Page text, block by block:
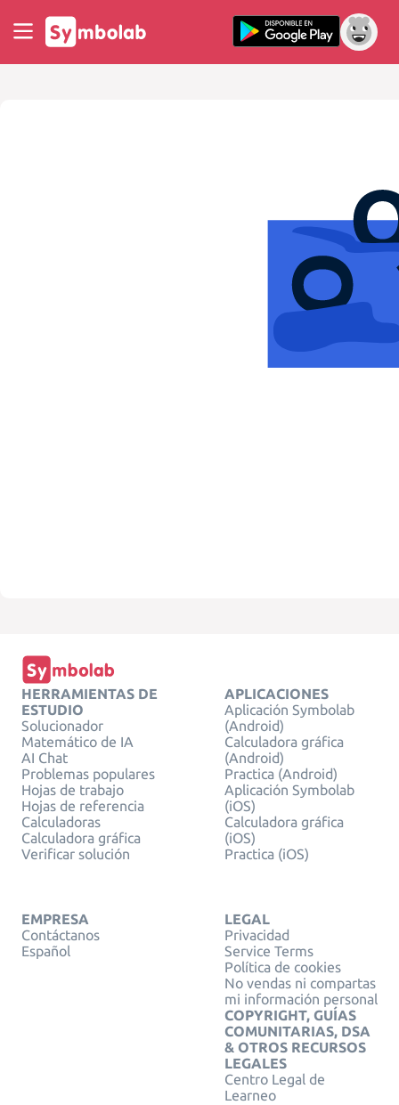
HERRAMIENTAS DE
ESTUDIO
Solucionador
Matemático de IA
AI Chat
Problemas populares
Hojas de trabajo
Hojas de referencia
Calculadoras
Calculadora gráfica
Verificar solución
APLICACIONES
Aplicación Symbolab
(Android)
Calculadora gráfica
(Android)
Practica (Android)
Aplicación Symbolab
(iOS)
Calculadora gráfica
(iOS)
Practica (iOS)
EMPRESA
Contáctanos
Español
LEGAL
Privacidad
Service Terms
Política de cookies
No vendas ni compartas
mi información personal
COPYRIGHT, GUÍAS
COMUNITARIAS, DSA
& OTROS RECURSOS
LEGALES
Centro Legal de
Learneo